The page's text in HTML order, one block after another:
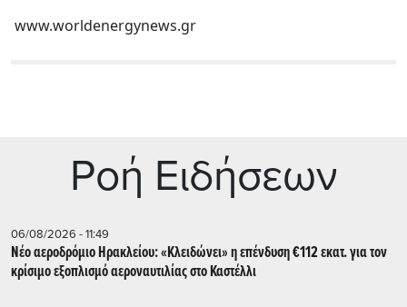
www.worldenergynews.gr
Ρoή Ειδήσεων
06/08/2026 - 11:49
Νέο αεροδρόμιο Ηρακλείου: «Κλειδώνει» η επένδυση €112 εκατ. για τον
κρίσιμο εξοπλισμό αεροναυτιλίας στο Καστέλλι